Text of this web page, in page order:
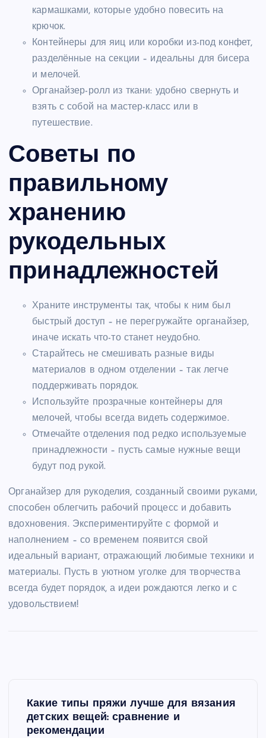
кармашками, которые удобно повесить на
крючок.
Контейнеры для яиц или коробки из-под конфет,
разделённые на секции – идеальны для бисера
и мелочей.
Органайзер-ролл из ткани: удобно свернуть и
взять с собой на мастер-класс или в
путешествие.
Советы по
правильному
хранению
рукодельных
принадлежностей
Храните инструменты так, чтобы к ним был
быстрый доступ – не перегружайте органайзер,
иначе искать что-то станет неудобно.
Старайтесь не смешивать разные виды
материалов в одном отделении – так легче
поддерживать порядок.
Используйте прозрачные контейнеры для
мелочей, чтобы всегда видеть содержимое.
Отмечайте отделения под редко используемые
принадлежности – пусть самые нужные вещи
будут под рукой.
Органайзер для рукоделия, созданный своими руками,
способен облегчить рабочий процесс и добавить
вдохновения. Экспериментируйте с формой и
наполнением – со временем появится свой
идеальный вариант, отражающий любимые техники и
материалы. Пусть в уютном уголке для творчества
всегда будет порядок, а идеи рождаются легко и с
удовольствием!
Какие типы пряжи лучше для вязания
детских вещей: сравнение и
рекомендации